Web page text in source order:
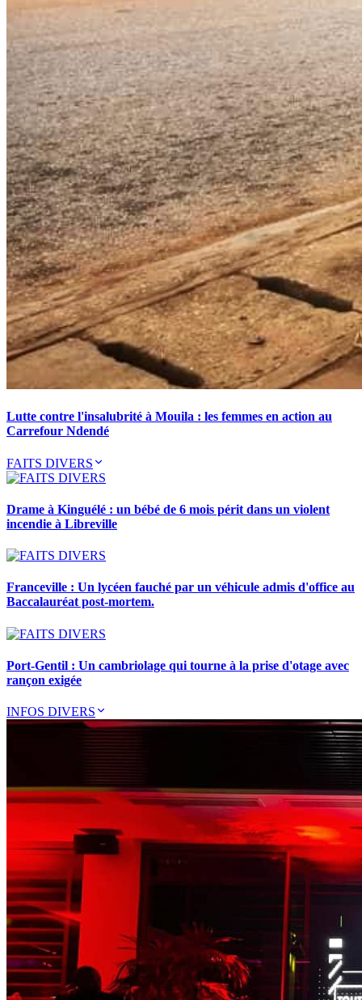
Lutte contre l'insalubrité à Mouila : les femmes en action au
Carrefour Ndendé
FAITS DIVERS
Drame à Kinguélé : un bébé de 6 mois périt dans un violent
incendie à Libreville
Franceville : Un lycéen fauché par un véhicule admis d'office au
Baccalauréat post-mortem.
Port-Gentil : Un cambriolage qui tourne à la prise d'otage avec
rançon exigée
INFOS DIVERS